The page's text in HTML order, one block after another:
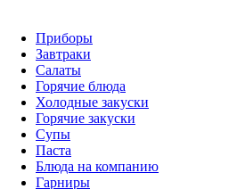
Приборы
Завтраки
Салаты
Горячие блюда
Холодные закуски
Горячие закуски
Супы
Паста
Блюда на компанию
Гарниры